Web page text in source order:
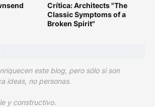
Crítica: Architects "The
Classic Symptoms of a
Broken Spirit"
este blog, pero sólo si son
ideas, no personas.
y constructivo.